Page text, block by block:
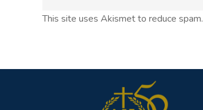
This site uses Akismet to reduce spam.